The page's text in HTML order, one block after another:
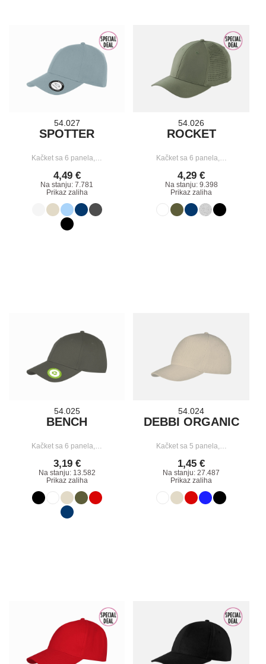
54.027
SPOTTER
Kačket sa 6 panela,…
4,49 €
Na stanju: 7.781
Prikaz zaliha
54.026
ROCKET
Kačket sa 6 panela,…
4,29 €
Na stanju: 9.398
Prikaz zaliha
54.025
BENCH
Kačket sa 6 panela,…
3,19 €
Na stanju: 13.582
Prikaz zaliha
54.024
DEBBI ORGANIC
Kačket sa 5 panela,…
1,45 €
Na stanju: 27.487
Prikaz zaliha